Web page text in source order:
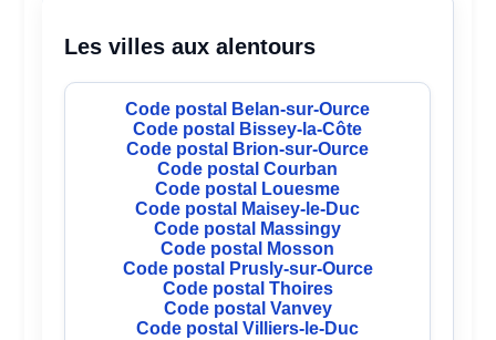
Les villes aux alentours
Code postal Belan-sur-Ource
Code postal Bissey-la-Côte
Code postal Brion-sur-Ource
Code postal Courban
Code postal Louesme
Code postal Maisey-le-Duc
Code postal Massingy
Code postal Mosson
Code postal Prusly-sur-Ource
Code postal Thoires
Code postal Vanvey
Code postal Villiers-le-Duc